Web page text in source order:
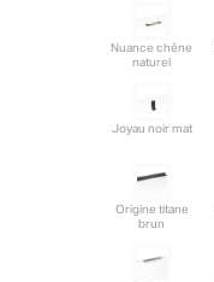
Nuance chêne
naturel
Joyau noir mat
Origine titane
brun